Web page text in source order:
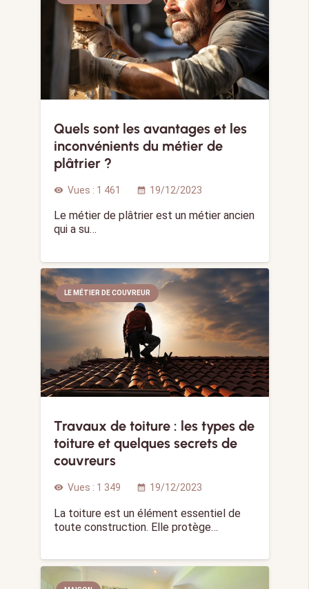
Quels sont les avantages et les
inconvénients du métier de
plâtrier ?
visibility Vues : 1 461 calendar_month 19/12/2023
Le métier de plâtrier est un métier ancien
qui a su…
LE MÉTIER DE COUVREUR
Travaux de toiture : les types de
toiture et quelques secrets de
couvreurs
visibility Vues : 1 349 calendar_month 19/12/2023
La toiture est un élément essentiel de
toute construction. Elle protège…